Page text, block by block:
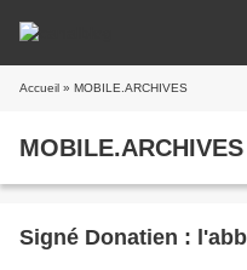
Accueil » MOBILE.ARCHIVES
MOBILE.ARCHIVES
Signé Donatien :